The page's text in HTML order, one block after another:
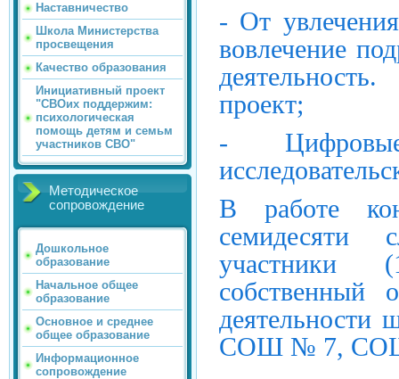
Наставничество
Школа Министерства
просвещения
Качество образования
Инициативный проект
"СВОих поддержим:
психологическая
помощь детям и семьм
участников СВО"
Методическое
сопровождение
Дошкольное
образование
Начальное общее
образование
Основное и среднее
общее образование
Информационное
сопровождение
- От
вовлечение
проект;
-
В работе
семидесяти
участники
собственный
СОШ № 7,